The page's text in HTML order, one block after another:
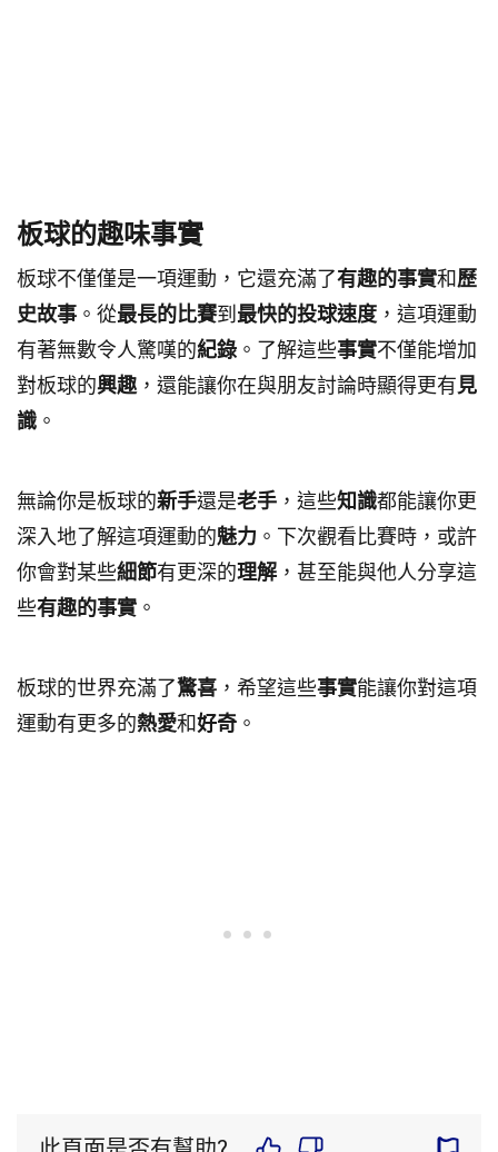
板球的趣味事實
板球不僅僅是一項運動，它還充滿了有趣的事實和歷
史故事 。從最長的比賽到 最快的投球速度 ，這項運動
有著無數令人驚嘆的紀錄 。了解這些事實不僅能增加
對板球的興趣 ，還能讓你在與朋友討論時顯得更有見
識 。
無論你是板球的新手還是老手 ，這些知識都能讓你更
深入地了解這項運動的魅力 。下次觀看比賽時，或許
你會對某些細節有更深的理解 ，甚至能與他人分享這
些有趣的事實 。
板球的世界充滿了驚喜 ，希望這些事實能讓你對這項
運動有更多的熱愛和好奇 。